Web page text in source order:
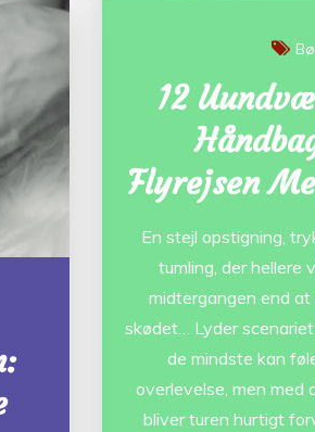
12
Flyrejsen
En stejl opstigning,
tumling, der hellere
midtergangen end
skødet… Lyder
de mindste kan
overlevelse, men med
bliver turen hurtigt